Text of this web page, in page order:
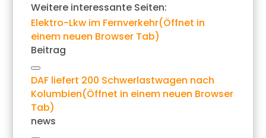
Weitere interessante Seiten:
Elektro-Lkw im Fernverkehr(Öffnet in
einem neuen Browser Tab)
Beitrag
Link
kopieren
DAF liefert 200 Schwerlastwagen nach
Kolumbien(Öffnet in einem neuen Browser
Tab)
news